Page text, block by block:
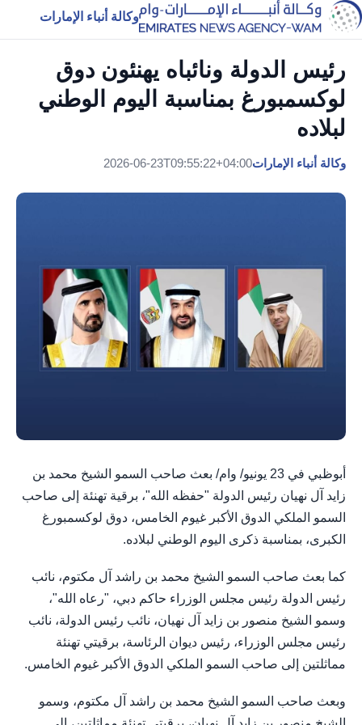
وكالة أنباء الإمارات
رئيس الدولة ونائباه يهنئون دوق
لوكسمبورغ بمناسبة اليوم الوطني
لبلاده
وكالة أنباء الإمارات2026-06-23T09:55:22+04:00
أبوظبي في 23 يونيو/ وام/ بعث صاحب السمو الشيخ محمد بن
زايد آل نهيان رئيس الدولة "حفظه الله"، برقية تهنئة إلى صاحب
السمو الملكي الدوق الأكبر غيوم الخامس، دوق لوكسمبورغ
الكبرى، بمناسبة ذكرى اليوم الوطني لبلاده.
كما بعث صاحب السمو الشيخ محمد بن راشد آل مكتوم، نائب
رئيس الدولة رئيس مجلس الوزراء حاكم دبي، "رعاه الله"،
وسمو الشيخ منصور بن زايد آل نهيان، نائب رئيس الدولة، نائب
رئيس مجلس الوزراء، رئيس ديوان الرئاسة، برقيتي تهنئة
مماثلتين إلى صاحب السمو الملكي الدوق الأكبر غيوم الخامس.
وبعث صاحب السمو الشيخ محمد بن راشد آل مكتوم، وسمو